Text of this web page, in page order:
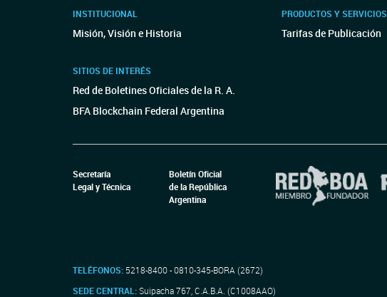
INSTITUCIONAL
Misión, Visión e Historia
SITIOS DE INTERÉS
Red de Boletines Oficiales de la R. A.
BFA Blockchain Federal Argentina
PRODUCTOS Y SERVICIOS
Tarifas de Publicación
Secretaría
Legal y Técnica
Boletín Oficial
de la República
Argentina
TELÉFONOS: 5218-8400 - 0810-345-BORA (2672)
SEDE CENTRAL:Suipacha 767, C.A.B.A. (C1008AAO)